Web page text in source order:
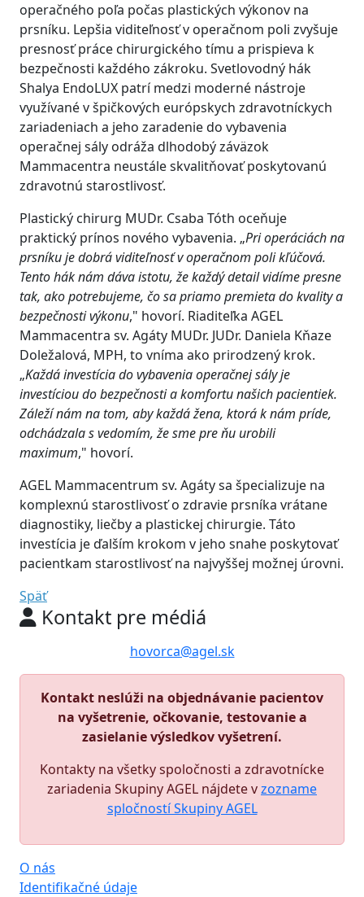
operačného poľa počas plastických výkonov na
prsníku. Lepšia viditeľnosť v operačnom poli zvyšuje
presnosť práce chirurgického tímu a prispieva k
bezpečnosti každého zákroku. Svetlovodný hák
Shalya EndoLUX patrí medzi moderné nástroje
využívané v špičkových európskych zdravotníckych
zariadeniach a jeho zaradenie do vybavenia
operačnej sály odráža dlhodobý záväzok
Mammacentra neustále skvalitňovať poskytovanú
zdravotnú starostlivosť.
Plastický chirurg MUDr. Csaba Tóth oceňuje
praktický prínos nového vybavenia. „Pri operáciách na
prsníku je dobrá viditeľnosť v operačnom poli kľúčová.
Tento hák nám dáva istotu, že každý detail vidíme presne
tak, ako potrebujeme, čo sa priamo premieta do kvality a
bezpečnosti výkonu," hovorí. Riaditeľka AGEL
Mammacentra sv. Agáty MUDr. JUDr. Daniela Kňaze
Doležalová, MPH, to vníma ako prirodzený krok.
„Každá investícia do vybavenia operačnej sály je
investíciou do bezpečnosti a komfortu našich pacientiek.
Záleží nám na tom, aby každá žena, ktorá k nám príde,
odchádzala s vedomím, že sme pre ňu urobili
maximum," hovorí.
AGEL Mammacentrum sv. Agáty sa špecializuje na
komplexnú starostlivosť o zdravie prsníka vrátane
diagnostiky, liečby a plastickej chirurgie. Táto
investícia je ďalším krokom v jeho snahe poskytovať
pacientkam starostlivosť na najvyššej možnej úrovni.
Späť
Kontakt pre médiá
hovorca@agel.sk
Kontakt neslúži na objednávanie pacientov
na vyšetrenie, očkovanie, testovanie a
zasielanie výsledkov vyšetrení.
Kontakty na všetky spoločnosti a zdravotnícke
zariadenia Skupiny AGEL nájdete vzozname
spločností Skupiny AGEL
O nás
Identifikačné údaje